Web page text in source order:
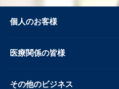
個人のお客様
医療関係の皆様
その他のビジネス